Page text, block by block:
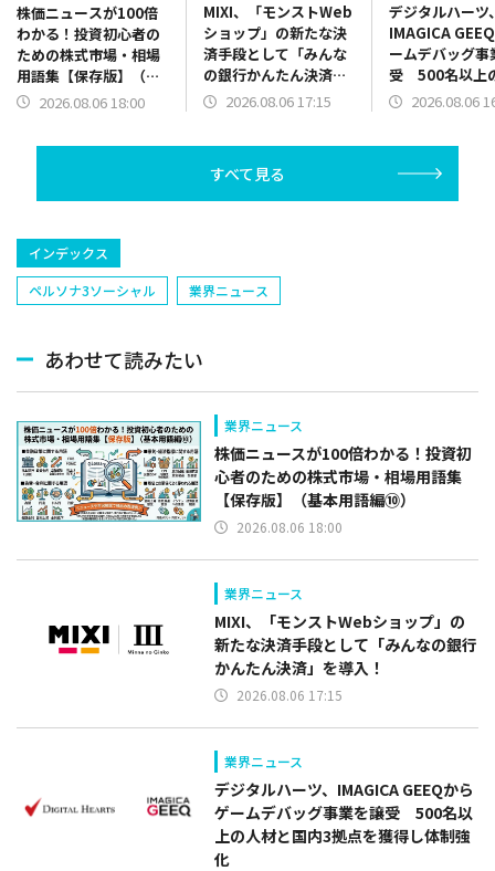
株価ニュースが100倍
わかる！投資初心者の
ための株式市場・相場
用語集【保存版】（基
本用語編⑩）
2026.08.06 18:00
MIXI、「モンストWeb
ショップ」の新たな決
済手段として「みんな
の銀行かんたん決済」
を導入！
2026.08.06 17:15
デジタルハーツ
IMAGICA
ームデバッグ事
受 500名以上
と国内3拠点を
2026.08.06
すべて見る
インデックス
ペルソナ3ソーシャル
業界ニュース
あわせて読みたい
業界ニュース
株価ニュースが100倍わかる！投資初
心者のための株式市場・相場用語集
【保存版】（基本用語編⑩）
2026.08.06 18:00
業界ニュース
MIXI、「モンストWebショップ」の
新たな決済手段として「みんなの銀行
かんたん決済」を導入！
2026.08.06 17:15
業界ニュース
デジタルハーツ、IMAGICA GEEQから
ゲームデバッグ事業を譲受 500名以
上の人材と国内3拠点を獲得し体制強
化